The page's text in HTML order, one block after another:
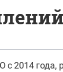
с 2014